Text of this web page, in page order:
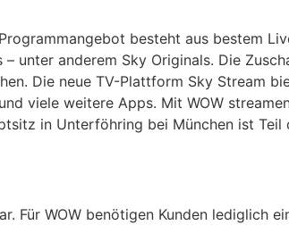
besteht aus bestem
unter anderem Sky Originals. Die
Die neue TV-Plattform Sky Stream
viele weitere Apps. Mit WOW
in Unterföhring bei München ist Teil
Für WOW benötigen Kunden lediglich